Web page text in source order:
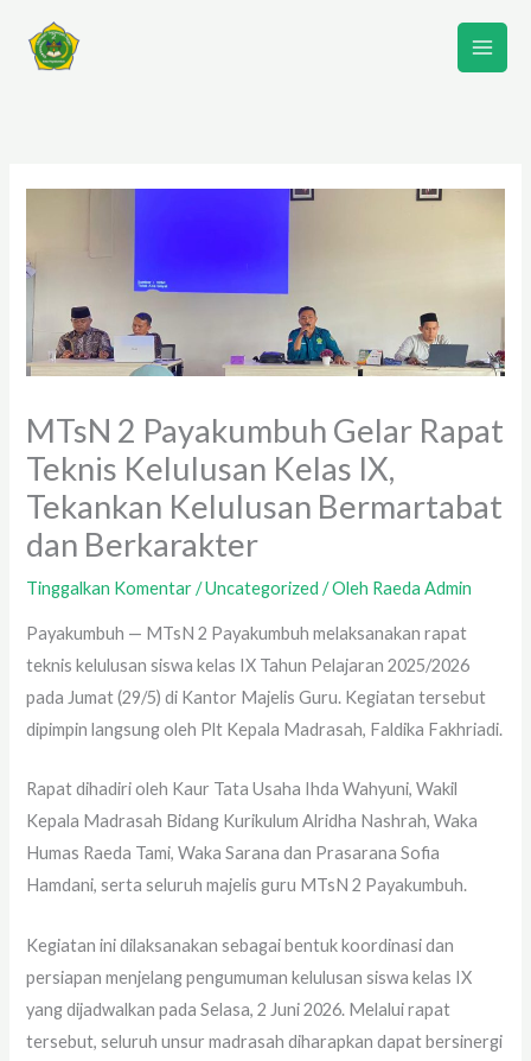
MTsN 2 Payakumbuh Gelar Rapat
Teknis Kelulusan Kelas IX,
Tekankan Kelulusan Bermartabat
dan Berkarakter
Tinggalkan Komentar /Uncategorized / Oleh Raeda Admin
Payakumbuh — MTsN 2 Payakumbuh melaksanakan rapat
teknis kelulusan siswa kelas IX Tahun Pelajaran 2025/2026
pada Jumat (29/5) di Kantor Majelis Guru. Kegiatan tersebut
dipimpin langsung oleh Plt Kepala Madrasah, Faldika Fakhriadi.
Rapat dihadiri oleh Kaur Tata Usaha Ihda Wahyuni, Wakil
Kepala Madrasah Bidang Kurikulum Alridha Nashrah, Waka
Humas Raeda Tami, Waka Sarana dan Prasarana Sofia
Hamdani, serta seluruh majelis guru MTsN 2 Payakumbuh.
Kegiatan ini dilaksanakan sebagai bentuk koordinasi dan
persiapan menjelang pengumuman kelulusan siswa kelas IX
yang dijadwalkan pada Selasa, 2 Juni 2026. Melalui rapat
tersebut, seluruh unsur madrasah diharapkan dapat bersinergi